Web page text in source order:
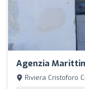
Agenzia
Riviera Cristoforo